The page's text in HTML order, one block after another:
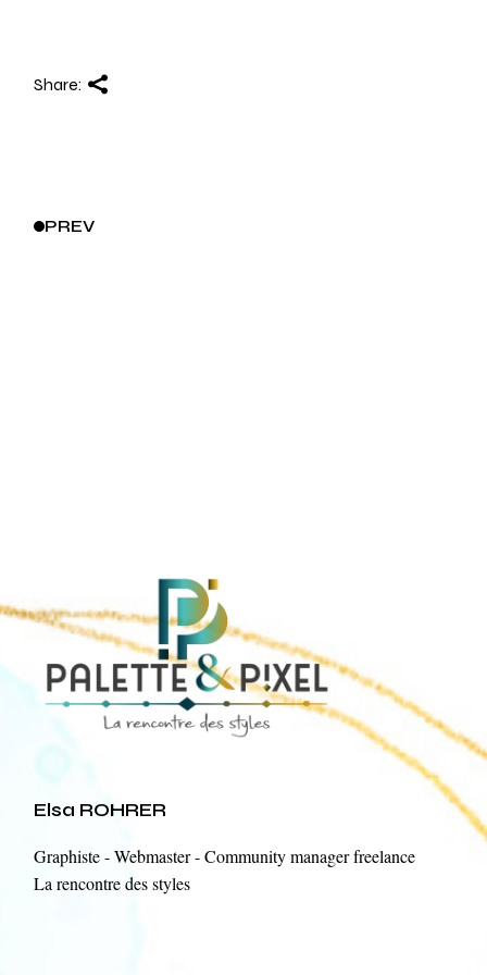
Share:
PREV
Elsa ROHRER
Graphiste - Webmaster - Community manager freelance
La rencontre des styles